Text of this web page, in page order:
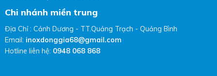
Chi nhánh miền trung
Địa Chỉ : Cảnh Dương - TT.Quảng Trạch - Quảng Bình
Email: inoxdonggia68@gmail.com
Hotline liên hệ: 0948 068 868